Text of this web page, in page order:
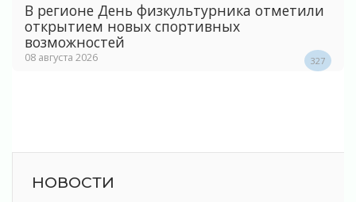
В регионе День физкультурника отметили
открытием новых спортивных
возможностей
08 августа 2026 327
НОВОСТИ